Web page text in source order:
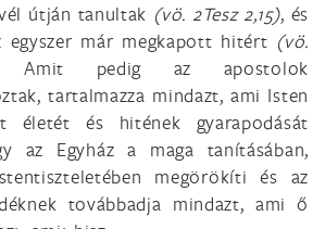
útján tanultak (vö. 2Tesz 2,15), és
egyszer már megkapott hitért (vö.
Amit pedig az apostolok
tartalmazza mindazt, ami Isten
életét és hitének gyarapodását
az Egyház a maga tanításában,
megörökíti és az
továbbadja mindazt, ami ő